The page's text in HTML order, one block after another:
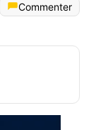
Commenter